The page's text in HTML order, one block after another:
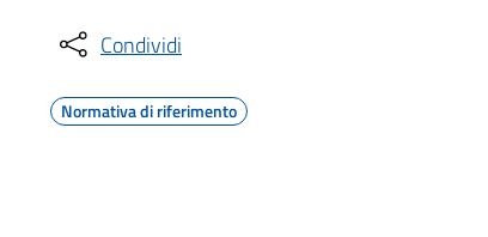
Condividi
Normativa di riferimento